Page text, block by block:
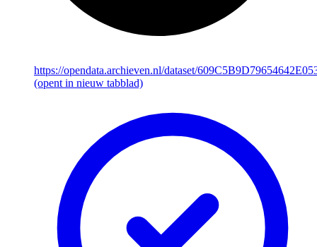
https://opendata.archieven.nl/dataset/
(opent in nieuw tabblad)